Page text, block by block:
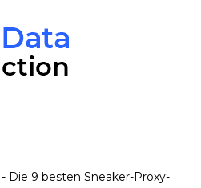
- Die 9 besten Sneaker-Proxy-